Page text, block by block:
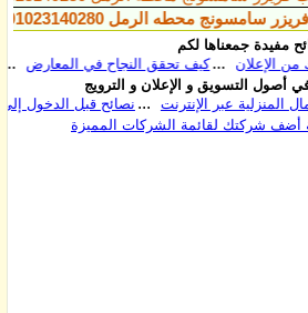
محطه الرمل 01023140280
مفيدة جمعناها لكم
كيف تحقق النجاح في المعارض
أصول التسويق و الإعلان و الترويج
أتمتة الأعمال المنزلية عبر الإنترنت
نصائح